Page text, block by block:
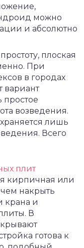
можно
и абсолютно
плоская
При
в городах
вариант
простое
возведения.
лишь
Всего
плит
кирпичная или
накрыть
крана и
В
готова к